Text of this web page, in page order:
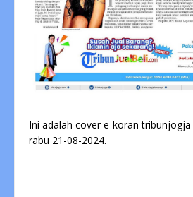
Ini adalah cover e-koran
rabu 21-08-2024.